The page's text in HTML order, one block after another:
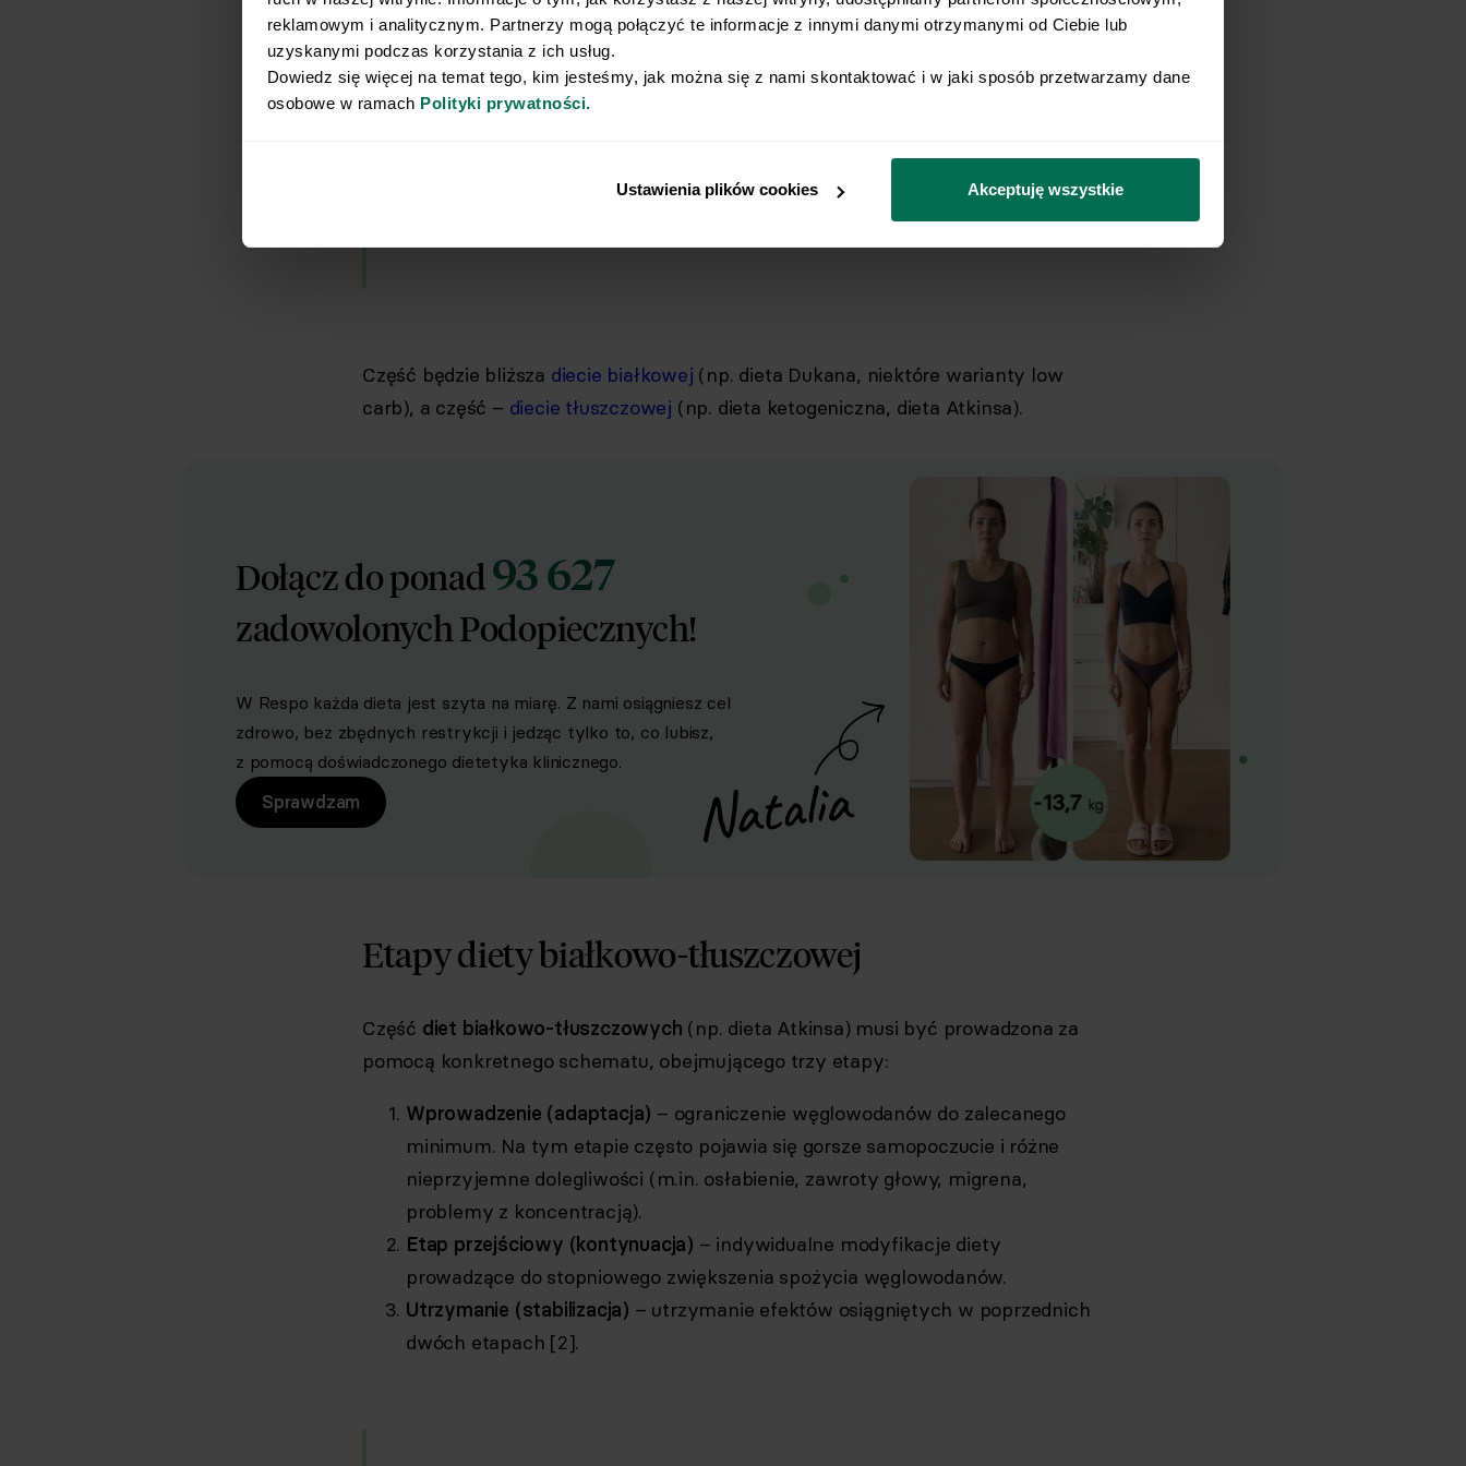
reklamowym i analitycznym. Partnerzy mogą połączyć te informacje z innymi danymi otrzymanymi od Ciebie lub
uzyskanymi podczas korzystania z ich usług.
Dowiedz się więcej na temat tego, kim jesteśmy, jak można się z nami skontaktować i w jaki sposób przetwarzamy dane
osobowe w ramach Polityki prywatności.
Ustawienia plików cookies Akceptuję wszystkie
ograniczających węglowodany również różnią
Część będzie bliższa diecie białkowej (np. dieta Dukana, niektóre warianty low
carb), a część – diecie tłuszczowej (np. dieta ketogeniczna, dieta Atkinsa).
Dołącz do ponad93 627
zadowolonych Podopiecznych!
W Respo każda dieta jest szyta na miarę. Z nami osiągniesz cel
zdrowo, bez zbędnych restrykcji i jedząc tylko to, co lubisz,
z pomocą doświadczonego dietetyka klinicznego.
Sprawdzam
Etapy diety białkowo-tłuszczowej
Część diet białkowo-tłuszczowych (np. dieta Atkinsa) musi być prowadzona za
pomocą konkretnego schematu, obejmującego trzy etapy:
Wprowadzenie (adaptacja) – ograniczenie węglowodanów do zalecanego
minimum. Na tym etapie często pojawia się gorsze samopoczucie i różne
nieprzyjemne dolegliwości (m.in. osłabienie, zawroty głowy, migrena,
problemy z koncentracją).
Etap przejściowy (kontynuacja) – indywidualne modyfikacje diety
prowadzące do stopniowego zwiększenia spożycia węglowodanów.
Utrzymanie (stabilizacja) – utrzymanie efektów osiągniętych w poprzednich
dwóch etapach [2].